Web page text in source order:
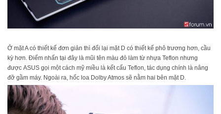
Ở mặt A có thiết kế đơn giản thì đổi lại mặt D có thiết kế phô trương hơn, cầu
kỳ hơn. Điểm nhấn tại đây là mũi tên màu đỏ làm từ nhựa Teflon nhưng
được ASUS gọi một cách mỹ miều là kết cấu Teflon, tác dụng chính là nâng
đỡ gầm máy. Ngoài ra, hốc loa Dolby Atmos sẽ nằm hai bên mặt D.